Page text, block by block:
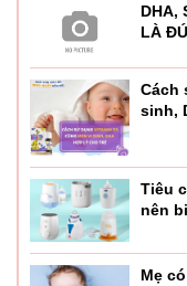
DHA,
LÀ
Cách
sinh,
Tiêu
nên
Mẹ